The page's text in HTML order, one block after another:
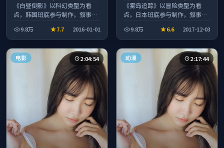
情叙事引人入胜
《白昼倒影》以科幻类型为看
点，韩国班底参与制作，叙事完
看。9.8万 7.7 2016-01-01
情扎实演技在线
《雾岛追踪》以冒险类型为看
点，日本班底参与制作，叙事完
看。9.8万 6.6 2017-12-03
电影 2:04:54 动漫 2:17:44